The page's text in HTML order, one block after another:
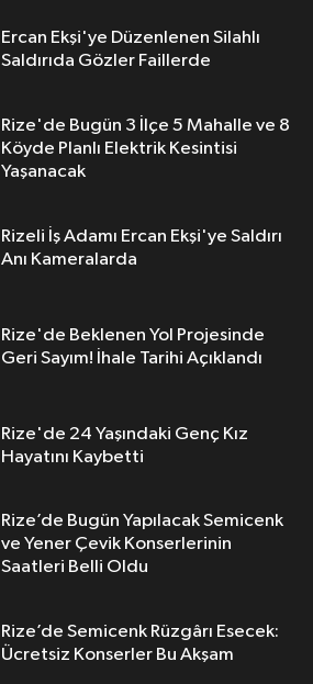
Ercan Ekşi'ye Düzenlenen Silahlı
Saldırıda Gözler Faillerde
Rize'de Bugün 3 İlçe 5 Mahalle ve 8
Köyde Planlı Elektrik Kesintisi
Yaşanacak
Rizeli İş Adamı Ercan Ekşi'ye Saldırı
Anı Kameralarda
Rize'de Beklenen Yol Projesinde
Geri Sayım! İhale Tarihi Açıklandı
Rize'de 24 Yaşındaki Genç Kız
Hayatını Kaybetti
Rize’de Bugün Yapılacak Semicenk
ve Yener Çevik Konserlerinin
Saatleri Belli Oldu
Rize’de Semicenk Rüzgârı Esecek:
Ücretsiz Konserler Bu Akşam